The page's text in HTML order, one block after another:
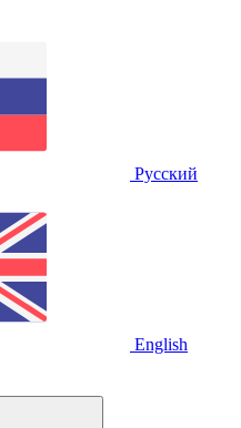
Русский
English